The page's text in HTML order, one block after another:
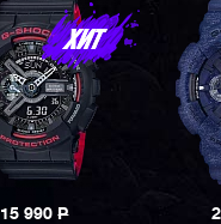
15 990P